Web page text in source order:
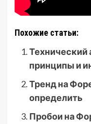
Похожие статьи:
Технический
принципы и
Тренд на
определить
Пробои на